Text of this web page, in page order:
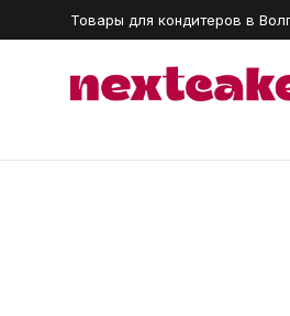
Товары для кондитеров в